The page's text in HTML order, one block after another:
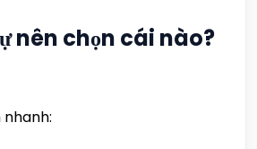
nên chọn cái nào?
nhanh: